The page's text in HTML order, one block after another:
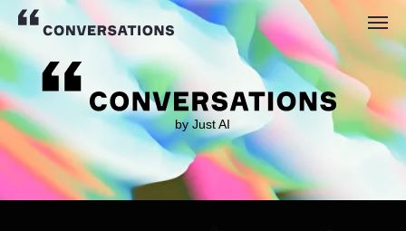
by Just AI
Летняя Conversations в СПб 2026
завершена!